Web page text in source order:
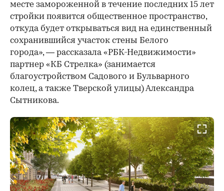
месте замороженной в течение последних 15 лет
стройки появится общественное пространство,
откуда будет открываться вид на единственный
сохранившийся участок стены Белого
города», — рассказала «РБК-Недвижимости»
партнер «КБ Стрелка» (занимается
благоустройством Садового и Бульварного
колец, а также Тверской улицы) Александра
Сытникова.